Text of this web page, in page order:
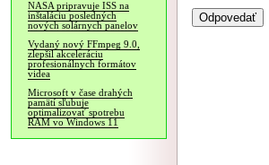
NASA pripravuje ISS na
inštaláciu posledných
nových solárnych panelov
Vydaný nový FFmpeg 9.0,
zlepšil akceleráciu
profesionálnych formátov
videa
Microsoft v čase drahých
pamätí sľubuje
optimalizovať spotrebu
RAM vo Windows 11